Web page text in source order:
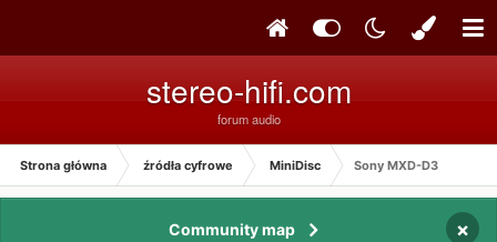
stereo-hifi.com
forum audio
Strona główna źródła cyfrowe MiniDisc Sony MXD-D3
Community map ×